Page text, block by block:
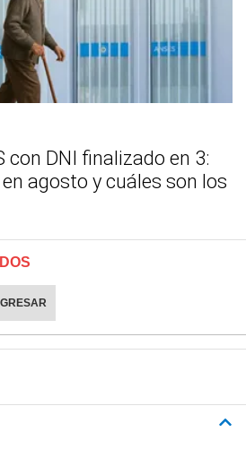
con DNI finalizado en 3:
agosto y cuáles son los